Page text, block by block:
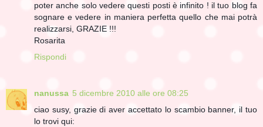
poter anche solo vedere questi posti è infinito ! il tuo blog fa
sognare e vedere in maniera perfetta quello che mai potrà
realizzarsi, GRAZIE !!!
Rosarita
Rispondi
nanussa 5 dicembre 2010 alle ore 08:25
ciao susy, grazie di aver accettato lo scambio banner, il tuo
lo trovi qui: